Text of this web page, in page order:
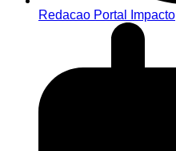
Redacao Portal Impacto